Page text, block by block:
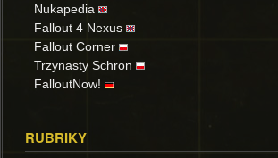
Nukapedia
Fallout 4 Nexus
Fallout Corner
Trzynasty Schron
FalloutNow!
RUBRIKY